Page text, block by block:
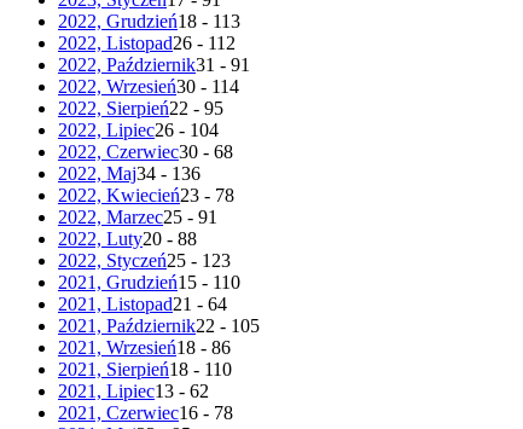
2022, Grudzień18 - 113
2022, Listopad26 - 112
2022, Październik31 - 91
2022, Wrzesień30 - 114
2022, Sierpień22 - 95
2022, Lipiec26 - 104
2022, Czerwiec30 - 68
2022, Maj34 - 136
2022, Kwiecień23 - 78
2022, Marzec25 - 91
2022, Luty20 - 88
2022, Styczeń25 - 123
2021, Grudzień15 - 110
2021, Listopad21 - 64
2021, Październik22 - 105
2021, Wrzesień18 - 86
2021, Sierpień18 - 110
2021, Lipiec13 - 62
2021, Czerwiec16 - 78